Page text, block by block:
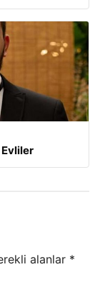
Evliler
alanlar *